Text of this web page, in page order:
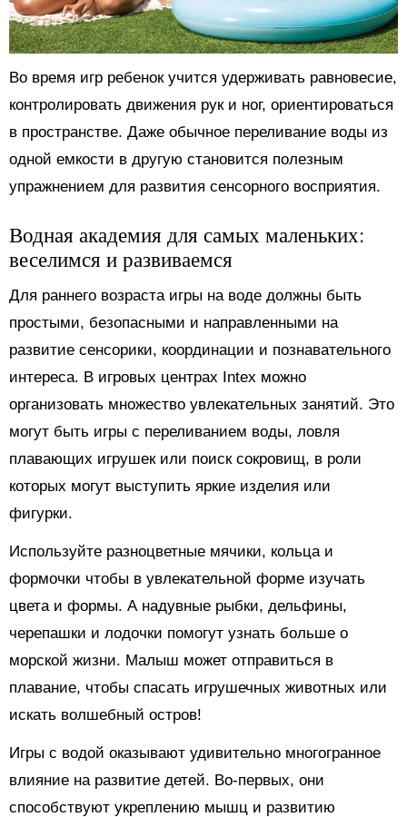
Во время игр ребенок учится удерживать равновесие,
контролировать движения рук и ног, ориентироваться
в пространстве. Даже обычное переливание воды из
одной емкости в другую становится полезным
упражнением для развития сенсорного восприятия.
Водная академия для самых маленьких:
веселимся и развиваемся
Для раннего возраста игры на воде должны быть
простыми, безопасными и направленными на
развитие сенсорики, координации и познавательного
интереса. В игровых центрах Intex можно
организовать множество увлекательных занятий. Это
могут быть игры с переливанием воды, ловля
плавающих игрушек или поиск сокровищ, в роли
которых могут выступить яркие изделия или
фигурки.
Используйте разноцветные мячики, кольца и
формочки чтобы в увлекательной форме изучать
цвета и формы. А надувные рыбки, дельфины,
черепашки и лодочки помогут узнать больше о
морской жизни. Малыш может отправиться в
плавание, чтобы спасать игрушечных животных или
искать волшебный остров!
Игры с водой оказывают удивительно многогранное
влияние на развитие детей. Во-первых, они
способствуют укреплению мышц и развитию